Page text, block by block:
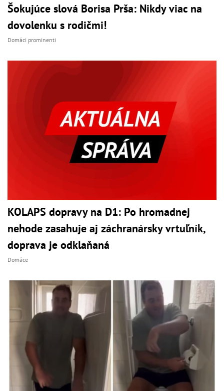
Šokujúce slová Borisa Prša: Nikdy viac na
dovolenku s rodičmi!
Domáci prominenti
KOLAPS dopravy na D1: Po hromadnej
nehode zasahuje aj záchranársky vrtuľník,
doprava je odklaňaná
Domáce